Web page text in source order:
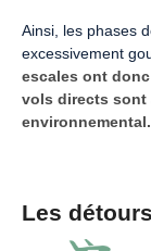
Ainsi, les phases
excessivement
escales ont
vols directs sont
environnemental.
Les détours